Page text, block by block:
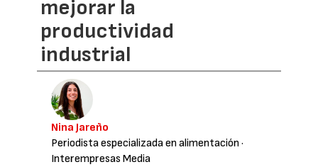
mejorar la
productividad
industrial
Nina Jareño
Periodista especializada en alimentación ·
Interempresas Media